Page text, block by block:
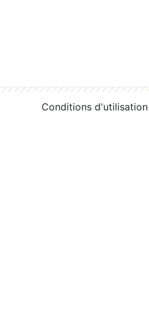
Conditions d'utilisation